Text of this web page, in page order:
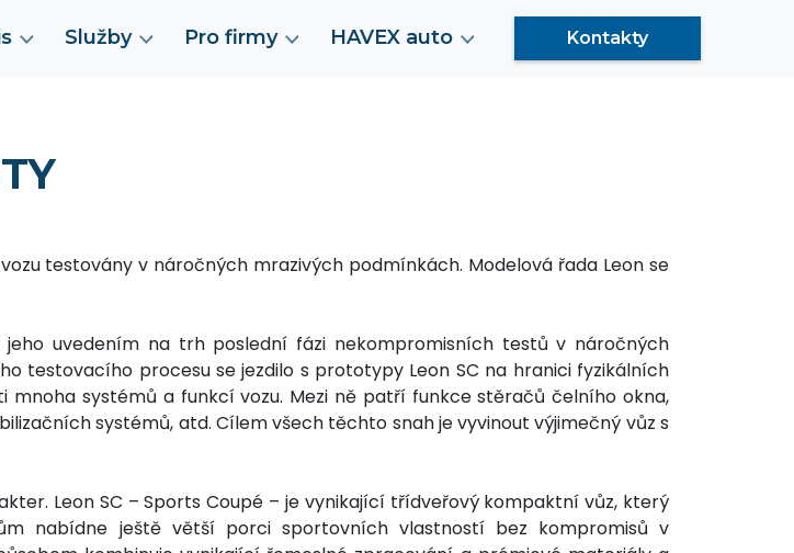
Služby Pro firmy HAVEX auto Kontakty
testovány v náročných mrazivých podmínkách. Modelová řada Leon se
jeho uvedením na trh poslední fázi nekompromisních testů v náročných
testovacího procesu se jezdilo s prototypy Leon SC na hranici fyzikálních
systémů a funkcí vozu. Mezi ně patří funkce stěračů čelního okna,
systémů, atd. Cílem všech těchto snah je vyvinout výjimečný vůz s
Leon SC – Sports Coupé – je vynikající třídveřový kompaktní vůz, který
nabídne ještě větší porci sportovních vlastností bez kompromisů v